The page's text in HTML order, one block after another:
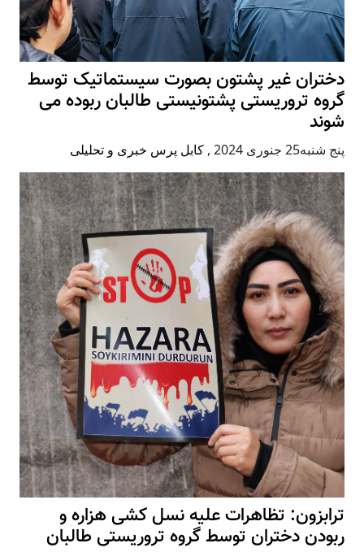
دختران غیر پشتون بصورت سیستماتیک توسط
گروه تروریستی پشتونیستی طالبان ربوده می
شوند
پنج شنبه25 جنوری 2024 , کابل پرس خبری و تحلیلی
ترابزون: تظاهرات علیه نسل کشی هزاره و
ربودن دختران توسط گروه تروریستی طالبان